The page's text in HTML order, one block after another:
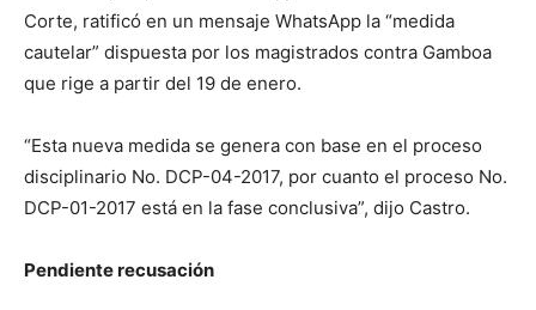
Corte, ratificó en un mensaje WhatsApp la “medida
cautelar” dispuesta por los magistrados contra Gamboa
que rige a partir del 19 de enero.
“Esta nueva medida se genera con base en el proceso
disciplinario No. DCP-04-2017, por cuanto el proceso No.
DCP-01-2017 está en la fase conclusiva”, dijo Castro.
Pendiente recusación